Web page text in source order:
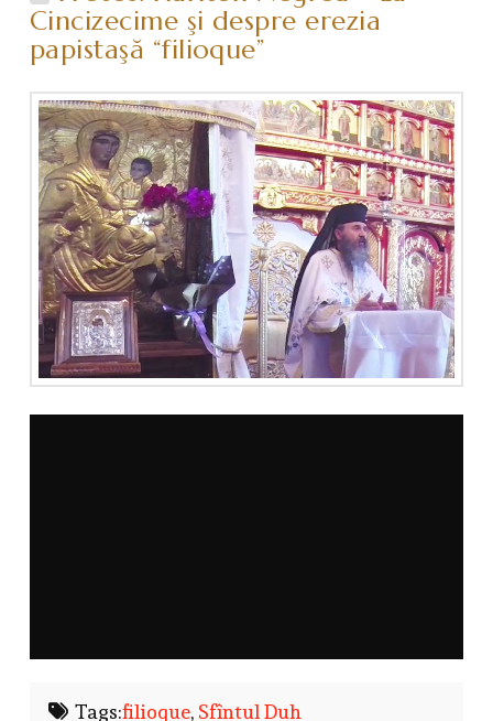
Cincizecime şi despre erezia
papistaşă “filioque”
Tags:filioque, Sfîntul Duh